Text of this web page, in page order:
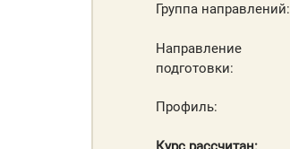
Группа направлений:
Направление
подготовки:
Профиль: